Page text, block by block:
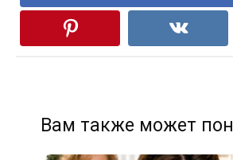
Вам также может